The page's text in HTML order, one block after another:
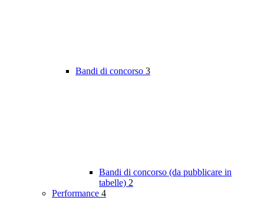
Bandi di concorso 3
Bandi di concorso (da pubblicare in
tabelle) 2
Performance 4